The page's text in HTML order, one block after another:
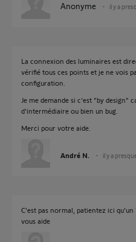
Anonyme il y a
La connexion des luminaires est
vérifié tous ces points et je ne vois
configuration.
Je me demande si c'est "by design"
d'intermédiaire ou bien un bug.
Merci pour votre aide.
André N. il y a
C'est pas normal, patientez ici
vous aide